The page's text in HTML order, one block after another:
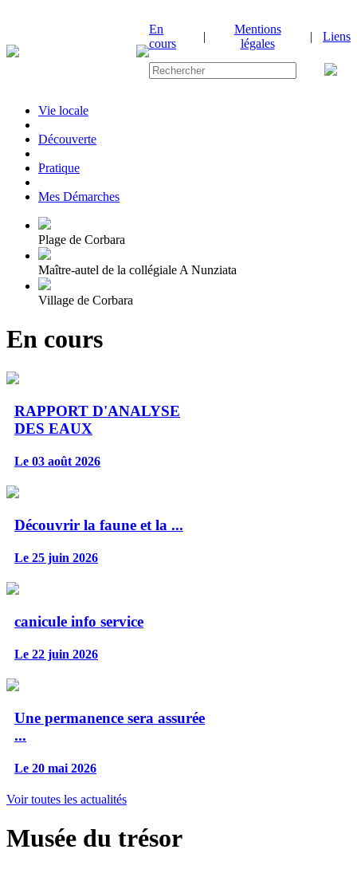
En
cours
|
Mentions
légales
| Liens
Vie locale
|Découverte
|Pratique
|Mes Démarches
Plage de Corbara
Maître-autel de la collégiale A Nunziata
Village de Corbara
En cours
RAPPORT D'ANALYSE
DES EAUX
Le 03 août 2026
Découvrir la faune et la ...
Le 25 juin 2026
canicule info service
Le 22 juin 2026
Une permanence sera assurée
...
Le 20 mai 2026
Voir toutes les actualités
Musée du trésor